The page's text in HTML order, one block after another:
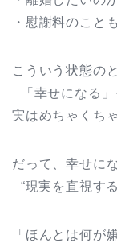
・慰謝料のこと
こういう状態の
「幸せになる」
実はめちゃくち
だって、幸せに
“現実を直視す
「ほんとは何が